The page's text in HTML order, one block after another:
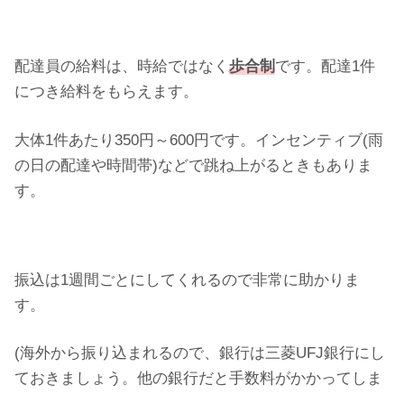
配達員の給料は、時給ではなく 歩合制です。配達1件
につき給料をもらえます。
大体1件あたり350円～600円です。インセンティブ(雨
の日の配達や時間帯)などで跳ね上がるときもありま
す。
振込は1週間ごとにしてくれるので非常に助かりま
す。
(海外から振り込まれるので、銀行は三菱UFJ銀行にし
ておきましょう。他の銀行だと手数料がかかってしま